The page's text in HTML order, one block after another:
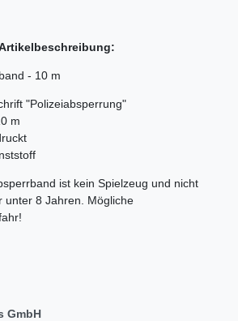
- 10 m
"Polizeiabsperrung"
m
ist kein Spielzeug und nicht
unter 8 Jahren. Mögliche
GmbH